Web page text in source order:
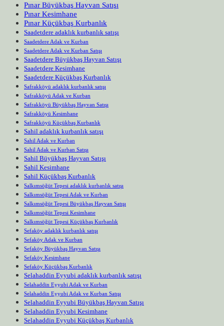
Pınar Büyükbaş Hayvan Satışı
Pınar Kesimhane
Pınar Küçükbaş Kurbanlık
Saadetdere adaklık kurbanlık satışı
Saadetdere Adak ve Kurban
Saadetdere Adak ve Kurban Satışı
Saadetdere Büyükbaş Hayvan Satışı
Saadetdere Kesimhane
Saadetdere Küçükbaş Kurbanlık
Safrakköyü adaklık kurbanlık satışı
Safrakköyü Adak ve Kurban
Safrakköyü Büyükbaş Hayvan Satışı
Safrakköyü Kesimhane
Safrakköyü Küçükbaş Kurbanlık
Sahil adaklık kurbanlık satışı
Sahil Adak ve Kurban
Sahil Adak ve Kurban Satışı
Sahil Büyükbaş Hayvan Satışı
Sahil Kesimhane
Sahil Küçükbaş Kurbanlık
Salkımsöğüt Tepesi adaklık kurbanlık satışı
Salkımsöğüt Tepesi Adak ve Kurban
Salkımsöğüt Tepesi Büyükbaş Hayvan Satışı
Salkımsöğüt Tepesi Kesimhane
Salkımsöğüt Tepesi Küçükbaş Kurbanlık
Sefaköy adaklık kurbanlık satışı
Sefaköy Adak ve Kurban
Sefaköy Büyükbaş Hayvan Satışı
Sefaköy Kesimhane
Sefaköy Küçükbaş Kurbanlık
Selahaddin Eyyubi adaklık kurbanlık satışı
Selahaddin Eyyubi Adak ve Kurban
Selahaddin Eyyubi Adak ve Kurban Satışı
Selahaddin Eyyubi Büyükbaş Hayvan Satışı
Selahaddin Eyyubi Kesimhane
Selahaddin Eyyubi Küçükbaş Kurbanlık